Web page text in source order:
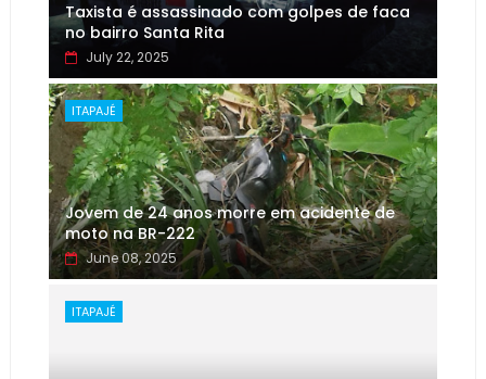
Taxista é assassinado com golpes de faca
no bairro Santa Rita
July 22, 2025
ITAPAJÉ
Jovem de 24 anos morre em acidente de
moto na BR-222
June 08, 2025
ITAPAJÉ